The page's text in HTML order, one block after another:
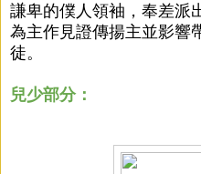
謙卑的僕人領袖，奉差派
為主作見證傳揚主並影響
徒。
兒少部分：